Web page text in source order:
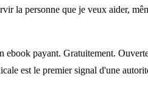
la personne que je veux aider,
payant. Gratuitement.
est le premier signal d'une